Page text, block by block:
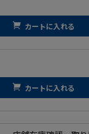
カートに入れる
カートに入れる